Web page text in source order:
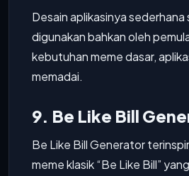
Desain aplikasinya sederhana
digunakan bahkan oleh
kebutuhan meme dasar,
memadai.
9. Be Like Bill
Be Like Bill Generator
meme klasik “Be Like Bill”